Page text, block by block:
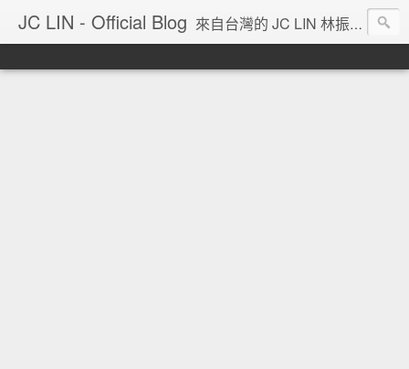
JC LIN - Official Blog 來自台灣的 JC LIN 林振宇 的部落格